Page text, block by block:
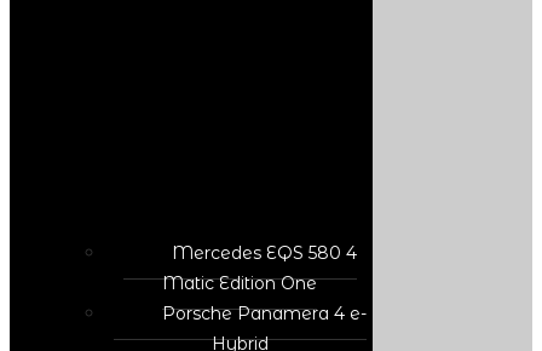
Mercedes EQS 580 4
Matic Edition One
Porsche Panamera 4 e-
Hybrid